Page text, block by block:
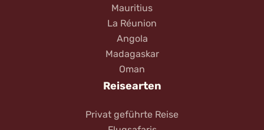
Mauritius
La Réunion
Angola
Madagaskar
Oman
Reisearten
Privat geführte Reise